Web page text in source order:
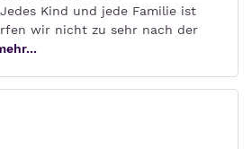
Kind und jede Familie ist
wir nicht zu sehr nach der